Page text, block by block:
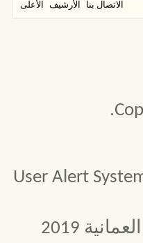
الاتصال بنا الأرشيف الأعلى
User Alert
2019